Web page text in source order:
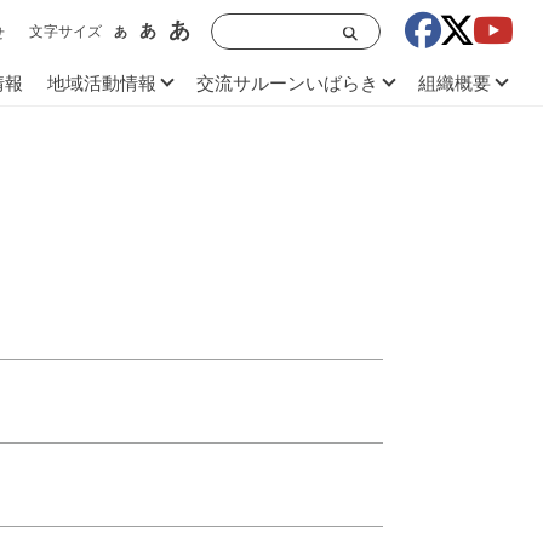
文字サイズ あ あ あ
報 地域活動情報 交流サルーンいばらき 組織概要